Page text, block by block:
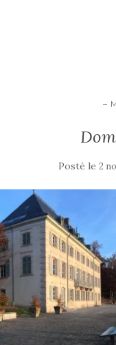
–
Posté le 2